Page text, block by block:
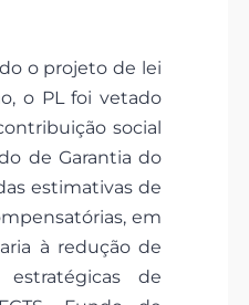
o projeto de lei
o PL foi vetado
social
de Garantia do
estimativas de
em
à redução de
de